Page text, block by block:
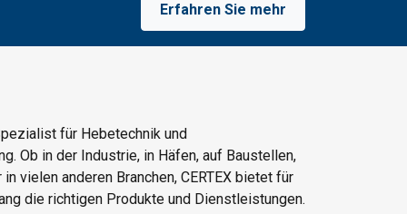
Erfahren Sie mehr
für Hebetechnik und
Ob in der Industrie, in Häfen, auf Baustellen,
vielen anderen Branchen, CERTEX bietet für
die richtigen Produkte und Dienstleistungen.